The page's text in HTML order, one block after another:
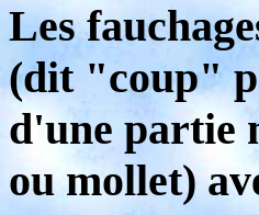
Les
(dit "coup"
d'une partie
ou mollet)